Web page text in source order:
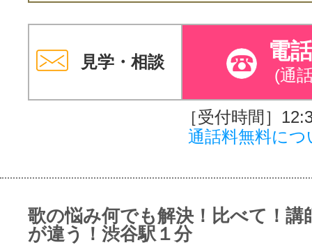
見学・相談 電
(通
［受付時間］
通話料無料につ
歌の悩み何でも解決！比べて！講
が違う！渋谷駅１分